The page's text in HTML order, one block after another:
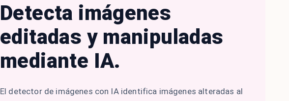
Detecta imágenes
editadas y manipuladas
mediante IA.
El detector de imágenes con IA identifica imágenes alteradas al